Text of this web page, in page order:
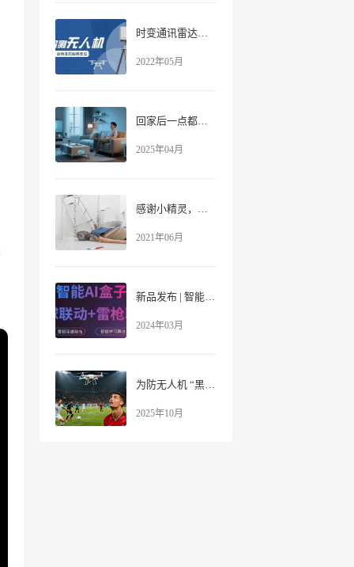
时变通讯雷达探测，“看见”更远的无人机！
2022年05月
回家后一点都不想动，Z 世代钟爱智能家居！
2025年04月
感谢小精灵，它帮助挽救了我母亲的生命
2021年06月
新品发布 | 智能AI盒子助力安防升级，让雷视融合从此 So Easy ！
2024年03月
为防无人机 “黑飞” 闯场，5亿美元护航世界杯！
2025年10月